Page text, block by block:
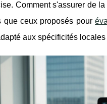
Comment s'assurer de
que ceux proposés pour
aux spécificités